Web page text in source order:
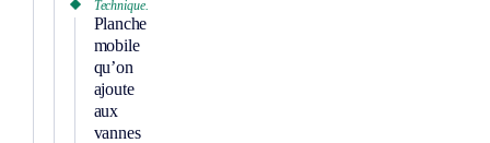
Technique.
Planche
mobile
qu’on
ajoute
aux
vannes